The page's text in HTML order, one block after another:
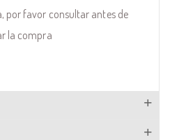
por favor consultar antes de
la compra